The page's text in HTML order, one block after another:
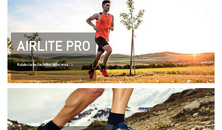
AIRLITE PRO
Kolekcia bežeckého oblečenia